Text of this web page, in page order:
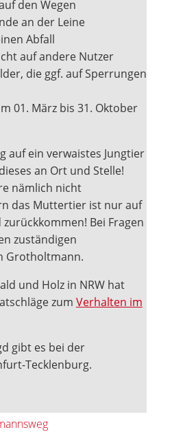
den Wegen
an der Leine
Abfall
auf andere Nutzer
die ggf. auf Sperrungen
01. März bis 31. Oktober
auf ein verwaistes Jungtier
an Ort und Stelle!
nämlich nicht
das Muttertier ist nur auf
Bei Fragen
zuständigen
Grotholtmann.
und Holz in NRW hat
zum Verhalten im
gibt es bei der
Tecklenburg.